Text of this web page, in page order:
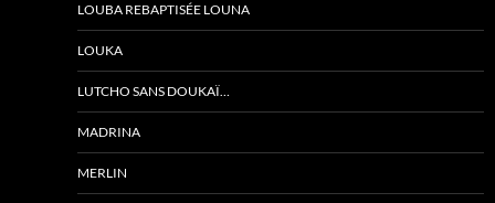
LOUBA REBAPTISÉE LOUNA
LOUKA
LUTCHO SANS DOUKAÏ…
MADRINA
MERLIN